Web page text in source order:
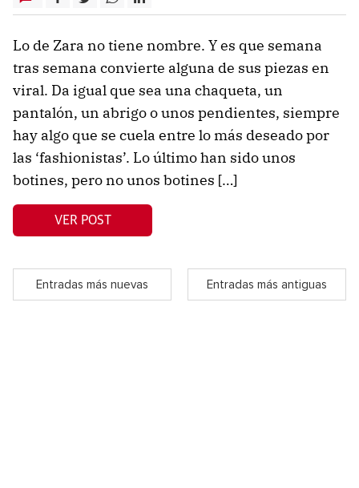
Lo de Zara no tiene nombre. Y es que semana
tras semana convierte alguna de sus piezas en
viral. Da igual que sea una chaqueta, un
pantalón, un abrigo o unos pendientes, siempre
hay algo que se cuela entre lo más deseado por
las ‘fashionistas’. Lo último han sido unos
botines, pero no unos botines […]
VER POST
Entradas más nuevas Entradas más antiguas